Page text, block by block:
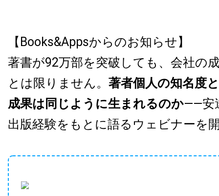
【Books&Appsからのお知らせ】
著書が92万部を突破しても、会社の
とは限りません。 著者個人の知名度
成果は同じように生まれるのか——安
出版経験をもとに語るウェビナーを